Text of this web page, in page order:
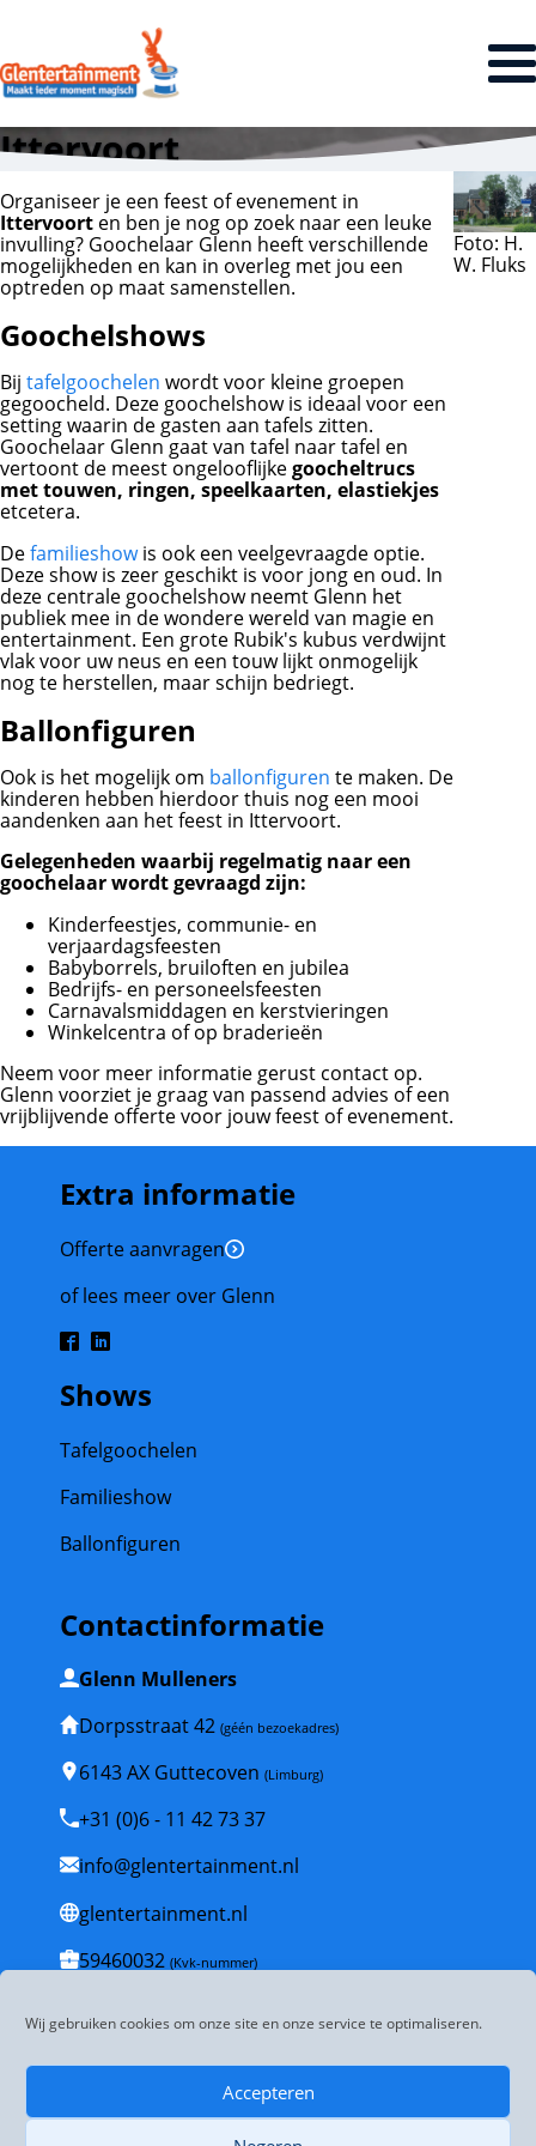
Wij gebruiken cookies om onze site en onze service te optimaliseren.
Accepteren
Ittervoort
Organiseer je een feest of evenement in
Ittervoort en ben je nog op zoek naar een leuke
invulling? Goochelaar Glenn heeft verschillende
mogelijkheden en kan in overleg met jou een
optreden op maat samenstellen.
Goochelshows
Bij tafelgoochelen wordt voor kleine groepen
gegoocheld. Deze goochelshow is ideaal voor een
setting waarin de gasten aan tafels zitten.
Goochelaar Glenn gaat van tafel naar tafel en
vertoont de meest ongelooflijkegoocheltrucs
met touwen, ringen, speelkaarten, elastiekjes
etcetera.
Defamilieshowis ook een veelgevraagde optie.
Deze show is zeer geschikt is voor jong en oud. In
deze centrale goochelshow neemt Glenn het
publiek mee in de wondere wereld van magie en
entertainment. Een grote Rubik's kubus verdwijnt
vlak voor uw neus en een touw lijkt onmogelijk
nog te herstellen, maar schijn bedriegt.
Ballonfiguren
Ook is het mogelijk om ballonfiguren te maken. De
kinderen hebben hierdoor thuis nog een mooi
aandenken aan het feest in Ittervoort.
Gelegenheden waarbij regelmatig naar een
goochelaar wordt gevraagd zijn:
Kinderfeestjes, communie- en
verjaardagsfeesten
Babyborrels, bruiloften en jubilea
Bedrijfs- en personeelsfeesten
Carnavalsmiddagen en kerstvieringen
Winkelcentra of op braderieën
Neem voor meer informatie gerust contact op.
Glenn voorziet je graag van passend advies of een
vrijblijvende offerte voor jouw feest of evenement.
Foto: H.
W. Fluks
Contactinformatie
Glenn Mulleners
Dorpsstraat 42 (géén bezoekadres)
6143 AX Guttecoven (Limburg)
+31 (0)6 - 11 42 73 37
info@glentertainment.nl
glentertainment.nl
59460032 (Kvk-nummer)
Shows
Tafelgoochelen
Familieshow
Ballonfiguren
Extra informatie
Offerte aanvragen
of lees meer over Glenn
Algemene voorwaarden